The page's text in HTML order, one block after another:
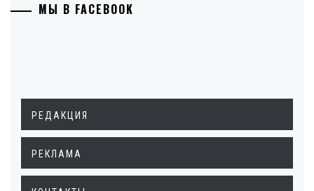
МЫ В FACEBOOK
РЕДАКЦИЯ
РЕКЛАМА